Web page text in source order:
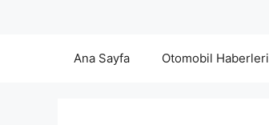
Ana Sayfa Otomobil Haberleri